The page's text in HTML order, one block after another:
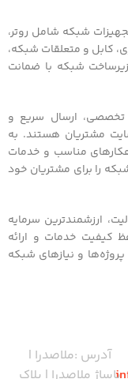
شبکه شامل روتر،
کابل و متعلقات شبکه،
شبکه با ضمانت
تخصصی، ارسال سریع و
مشتریان هستند. به
مناسب و خدمات
را برای مشتریان خود
ارزشمندترین سرمایه
خدمات و ارائه
و نیازهای شبکه
آدرس :ملاصدرا |